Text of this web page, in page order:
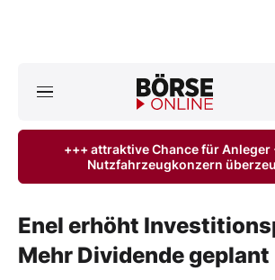
ktuelle Ausgabe BÖRSE
Anlageprodukte
Finanz-Check
+++ attraktive Chance für Anleger
Nutzfahrzeugkonzern
Enel erhöht
Mehr Dividende geplant